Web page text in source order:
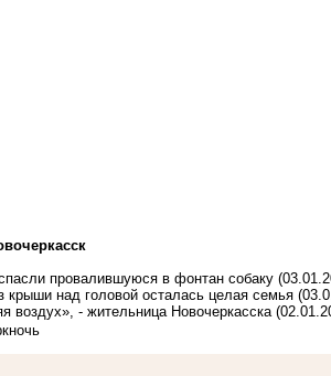
провалившуюся в фонтан собаку
крыши над головой осталась целая семья
воздух», - жительница Новочеркасска
ночь